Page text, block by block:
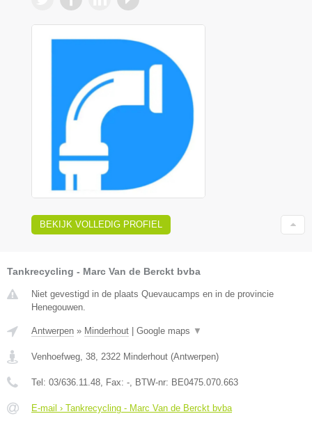
BEKIJK VOLLEDIG PROFIEL
Tankrecycling - Marc Van de Berckt bvba
Niet gevestigd in de plaats Quevaucamps en in de provincie
Henegouwen.
Antwerpen » Minderhout | Google maps ▼
Venhoefweg, 38 2322 Minderhout (Antwerpen)
Tel: 03/636.11.48 , Fax: - , BTW-nr: BE0475.070.663
E-mail › Tankrecycling - Marc Van de Berckt bvba